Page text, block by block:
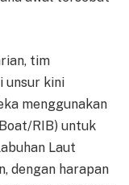
tim
unsur kini
menggunakan
RIB) untuk
Laut
dengan harapan